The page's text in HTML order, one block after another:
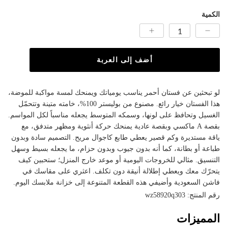
الكمية
أضف إلى العربة
لو تبحثين عن فستان أحمر يناسب يومياتك ويمنحك لمسة مواكبة للموضة،
هذا الفستان خيار رائع. مصنوع من بوليستر 100%، خامته متينة وتتحمّل
الغسيل وتحافظ على لونها، وسمكه المتوسط يجعله مناسباً لكل المواسم.
بقصة A ماكسي وبقصة عادية يمنحك حركة أنثوية ومظهر متدفق، مع
ياقة مستديرة وكم قصير يعطي طابع كاجوال مريح. التصميم سادة وبدون
طباعة أو بطانة، كما أنه بدون جيوب وبدون حزام، ما يجعله بسيط وسهل
التنسيق. مثالي للخروجات اليومية أو موعد خارج المنزل؛ ستحبين كيف
يتحرّك معك ويعطي إطلالة أنيقة دون تكلف. اعثري على مقاسك في
فاشن السعودية وأضيفي هذه القطعة المتنوعة إلى خزانة ملابسك اليوم.
رقم المنتج: wz58920q303
المميزات